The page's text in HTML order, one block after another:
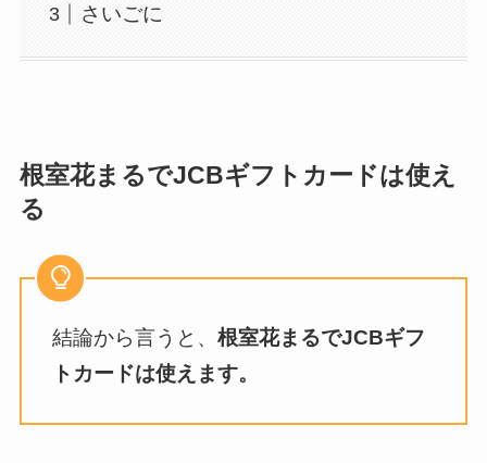
さいごに
根室花まるでJCBギフトカードは使え
る
結論から言うと、根室花まるでJCBギフ
トカードは使えます。